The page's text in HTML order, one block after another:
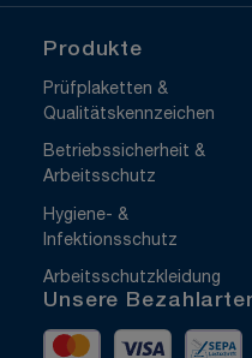
Produkte
Prüfplaketten &
Qualitätskennzeichen
Betriebssicherheit &
Arbeitsschutz
Hygiene- &
Infektionsschutz
Arbeitsschutzkleidung
Unsere
MastercardVisa